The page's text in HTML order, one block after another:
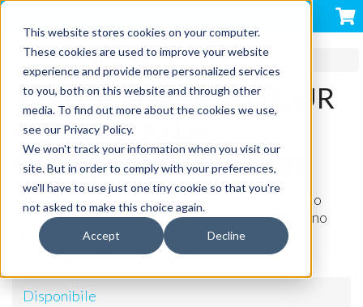
This website stores cookies on your computer.
These cookies are used to improve your website
experience and provide more personalized services
to you, both on this website and through other
media. To find out more about the cookies we use,
see our Privacy Policy.
We won't track your information when you visit our
site. But in order to comply with your preferences,
we'll have to use just one tiny cookie so that you're
not asked to make this choice again.
Accept Decline
VIAGGI DI GRUPPO IN BUS ITALIA E EUROPA
15 OTTOBRE 2026 TOUR
4 GIORNI ALLA
SCOPERTA DI TORINO
Tra le cupole della Mole, il profumo del cioccolato
nelle caffetterie storiche e i portici che raccontano
secoli di storia
Codice prodotto:SC771468
Disponibile